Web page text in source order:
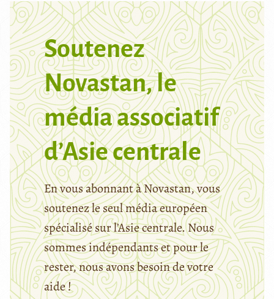
Soutenez
Novastan, le
média associatif
d’Asie centrale
En vous abonnant à Novastan, vous
soutenez le seul média européen
spécialisé sur l’Asie centrale. Nous
sommes indépendants et pour le
rester, nous avons besoin de votre
aide !